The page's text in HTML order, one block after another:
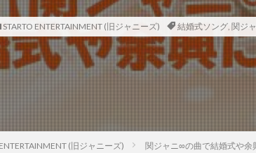
STARTO ENTERTAINMENT (旧ジャニーズ) 結婚式ソング, 関ジ
(旧ジャニーズ) 関ジャニ∞の曲で結婚式や余